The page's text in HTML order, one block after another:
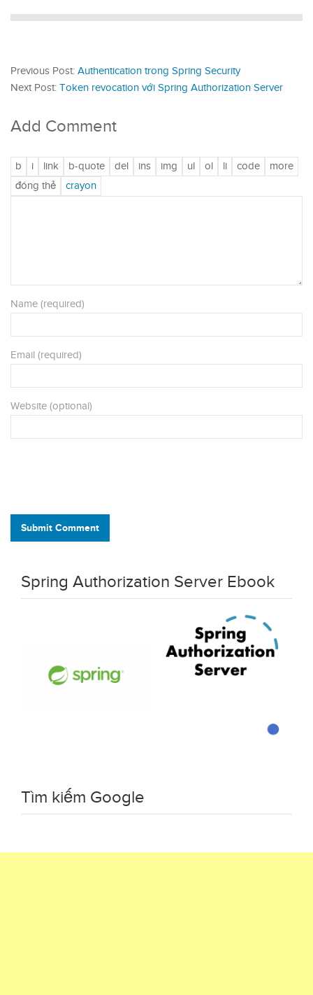
Previous Post: Authentication trong Spring Security
Next Post: Token revocation với Spring Authorization Server
Add Comment
Name (required)
Email (required)
Website (optional)
Submit Comment
Spring Authorization Server Ebook
Tìm kiếm Google